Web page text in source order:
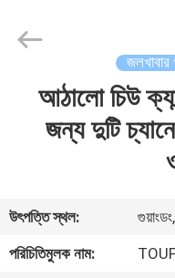
আমাদের
সম্পর্কে
জলখাবার
আঠালো চিউ
জন্য দুটি
উৎপত্তি স্থল:
পরিচিতিমুলক নাম: